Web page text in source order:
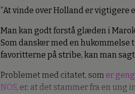
”At vinde over Holland er vigtigere
Man kan godt forstå glæden i
Som dansker med en hukommelse
favoritterne på stribe, kan man
Problemet med citatet, som er
NOS, er, at det stammer fra en